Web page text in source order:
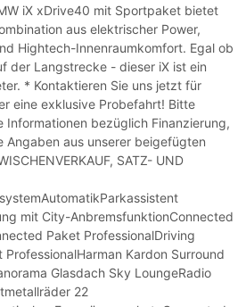
iX xDrive40 mit Sportpaket bietet
aus elektrischer Power,
Hightech-Innenraumkomfort. Egal ob
der Langstrecke - dieser iX ist ein
* Kontaktieren Sie uns jetzt für
eine exklusive Probefahrt! Bitte
Informationen bezüglich Finanzierung,
Angaben aus unserer beigefügten
SATZ- UND
mit City-AnbremsfunktionConnected
Paket ProfessionalDriving
Kardon Surround
Glasdach Sky LoungeRadio
22